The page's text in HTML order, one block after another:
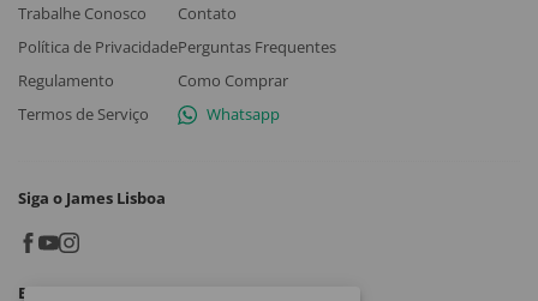
Trabalhe Conosco
Política de Privacidade
Regulamento
Termos de Serviço
Contato
Perguntas Frequentes
Como Comprar
Whatsapp
Siga o James Lisboa
Baixe o App